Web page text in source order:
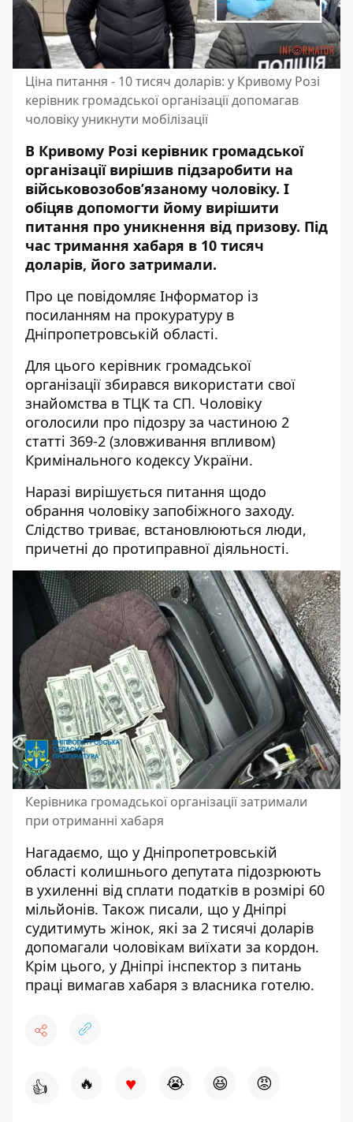
Ціна питання - 10 тисяч доларів: у Кривому Розі
керівник громадської організації допомагав
чоловіку уникнути мобілізації
В Кривому Розі керівник громадської
організації вирішив підзаробити на
військовозобов’язаному чоловіку. І
обіцяв допомогти йому вирішити
питання про уникнення від призову. Під
час тримання хабаря в 10 тисяч
доларів, його затримали.
Про це повідомляє Інформатор із
посиланням на прокуратуру в
Дніпропетровській області.
Для цього керівник громадської
організації збирався використати свої
знайомства в ТЦК та СП. Чоловіку
оголосили про підозру за частиною 2
статті 369-2 (зловживання впливом)
Кримінального кодексу України.
Наразі вирішується питання щодо
обрання чоловіку запобіжного заходу.
Слідство триває, встановлюються люди,
причетні до протиправної діяльності.
Керівника громадської організації затримали
при отриманні хабаря
Нагадаємо, що у Дніпропетровській
області колишнього депутата підозрюють
в ухиленні від сплати податків в розмірі 60
мільйонів. Також писали, що у Дніпрі
судитимуть жінок, які за 2 тисячі доларів
допомагали чоловікам виїхати за кордон.
Крім цього, у Дніпрі інспектор з питань
праці вимагав хабаря з власника готелю.
👍 🔥 ♥ 😭 😆 😡